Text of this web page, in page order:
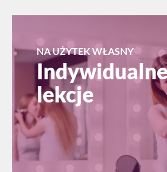
NA UŻYTEK WŁASNY
lekcje